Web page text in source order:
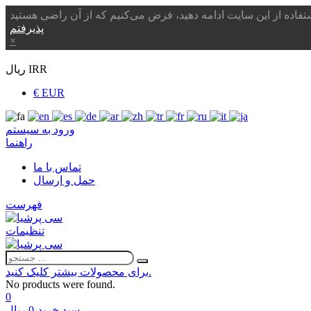
پذیرفتم
×
ریال IRR
€ EUR
ورود به سیستم
راهنما
تماس با ما
حمل و ارسال
فهرست
تنظیمات
برای محصولات بیشتر کلیک کنید.
No products were found.
0